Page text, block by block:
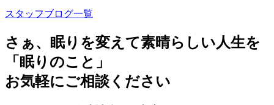
スタッフブログ一覧
さぁ、眠りを変えて素晴らしい人生を
「眠りのこと」
お気軽にご相談ください